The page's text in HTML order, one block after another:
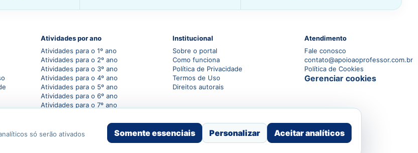
Atividades por ano
Atividades para o 1º ano
Atividades para o 2º ano
Atividades para o 3º ano
Atividades para o 4º ano
Atividades para o 5º ano
Atividades para o 6º ano
Atividades para o 7º ano
Atividades para o 9º ano
Atividades para o 1º ano do
Institucional
Sobre o portal
Como funciona
Política de Privacidade
Termos de Uso
Direitos autorais
Atendimento
Fale conosco
contato@apoioaoprofessor.com.br
Política de Cookies
Gerenciar cookies
só serão ativados
Somente essenciais Personalizar Aceitar analíticos